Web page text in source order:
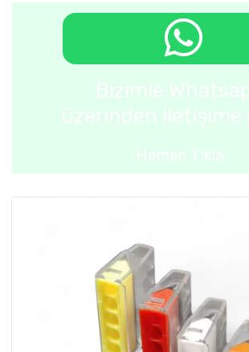
Bizimle
üzerinden iletişime
Hemen Tıkla